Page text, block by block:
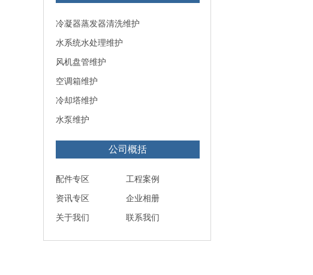
冷凝器蒸发器清洗维护
水系统水处理维护
风机盘管维护
空调箱维护
冷却塔维护
水泵维护
公司概括
配件专区
工程案例
资讯专区
企业相册
关于我们
联系我们